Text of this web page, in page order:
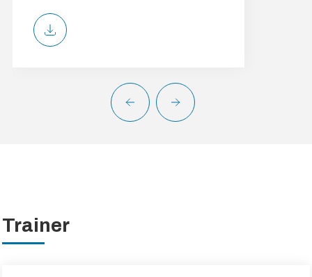
Trainer